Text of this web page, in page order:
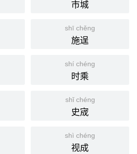
问》：「璜台十成，谁所极焉？」
vom Hundert , vollständig
市城
shī chěng
施逞
shí chéng
时乘
shǐ chéng
史宬
shì chéng
视成